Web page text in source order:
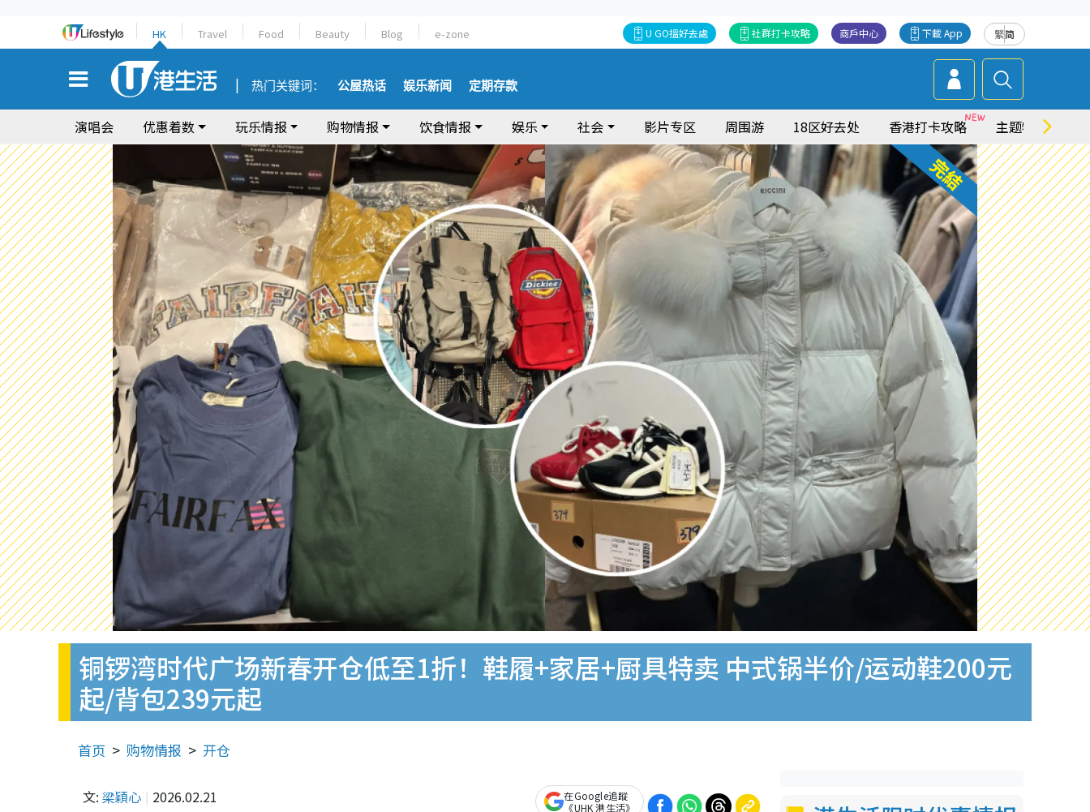
HK Travel Food Beauty Blog e-zone 繁简
下載 App
商戶中心
社群打卡攻略
U GO搵好去處
热门关键词： 公屋热话 娱乐新闻 定期存款
演唱会 优惠着数 玩乐情报 购物情报 饮食情报 娱乐 社会 影片专区 周围游 18区好去处 香港打卡攻略 主题特集
铜锣湾时代广场新春开仓低至1折！鞋履+家居+厨具特卖 中式锅半价/运动鞋200元
起/背包239元起
首页 购物情报 开仓
文: 梁穎心 2026.02.21
在Google追蹤
《UHK 港生活》